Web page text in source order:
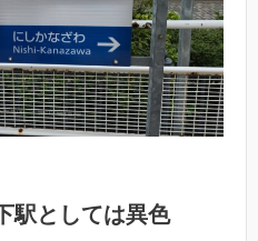
駅としては異色